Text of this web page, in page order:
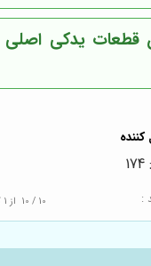
قطعات یدکی
:
10 / 10 از 1